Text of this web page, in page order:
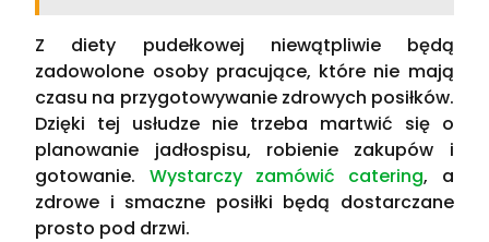
Z diety pudełkowej niewątpliwie będą
zadowolone osoby pracujące, które nie mają
czasu na przygotowywanie zdrowych posiłków.
Dzięki tej usłudze nie trzeba martwić się o
planowanie jadłospisu, robienie zakupów i
gotowanie. Wystarczy zamówić catering, a
zdrowe i smaczne posiłki będą dostarczane
prosto pod drzwi.